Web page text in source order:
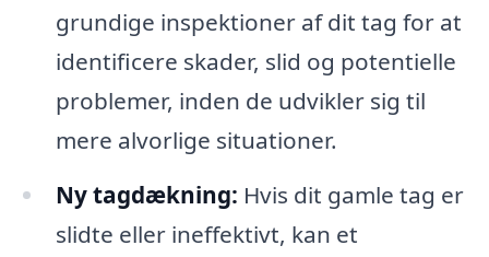
grundige inspektioner af dit tag for at
identificere skader, slid og potentielle
problemer, inden de udvikler sig til
mere alvorlige situationer.
Ny tagdækning: Hvis dit gamle tag er
slidte eller ineffektivt, kan et